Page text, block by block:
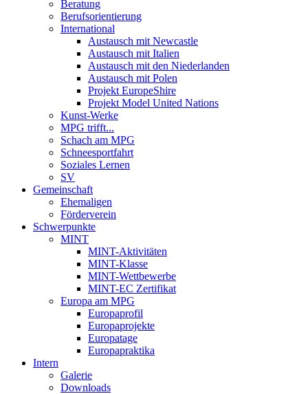
Beratung
Berufsorientierung
International
Austausch mit Newcastle
Austausch mit Italien
Austausch mit den Niederlanden
Austausch mit Polen
Projekt EuropeShire
Projekt Model United Nations
Kunst-Werke
MPG trifft...
Schach am MPG
Schneesportfahrt
Soziales Lernen
SV
Gemeinschaft
Ehemaligen
Förderverein
Schwerpunkte
MINT
MINT-Aktivitäten
MINT-Klasse
MINT-Wettbewerbe
MINT-EC Zertifikat
Europa am MPG
Europaprofil
Europaprojekte
Europatage
Europapraktika
Intern
Galerie
Downloads